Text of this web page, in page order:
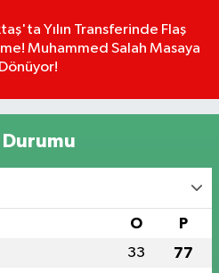
Yılın Transferinde Flaş
Muhammed Salah Masaya
Durumu
O P
33 77